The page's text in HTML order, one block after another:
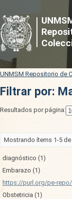
Filtrar por:
UNMSM Repositorio de
Filtrar por:
Resultados por página:
Mostrando ítems 1-5 de
diagnóstico (1)
Embarazo (1)
https://purl.org/pe-
Obstetricia (1)